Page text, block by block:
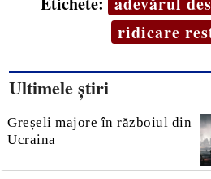
ridicare
Ultimele știri
Greșeli majore în războiul din
Ucraina